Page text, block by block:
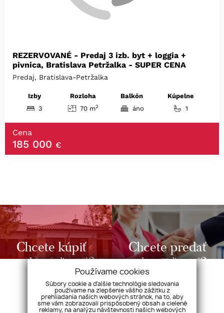
REZERVOVANÉ - Predaj 3 izb. byt + loggia +
pivnica, Bratislava Petržalka - SUPER CENA
Predaj, Bratislava-Petržalka
Izby
3
Rozloha
70 m2
Balkón
áno
Kúpelne
1
Cena
185 000 €
Chcete kúpiť
nehnuteľnosť?
Chcete predať
nehnuteľnosť?
Používame cookies
Súbory cookie a ďalšie technológie sledovania
používame na zlepšenie vášho zážitku z
prehliadania našich webových stránok, na to, aby
sme vám zobrazovali prispôsobený obsah a cielené
reklamy, na analýzu návštevnosti našich webových